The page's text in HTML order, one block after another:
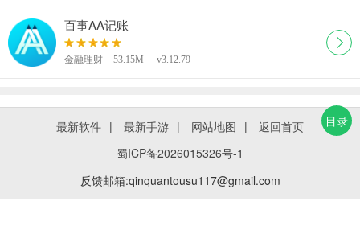
百事AA记账
金融理财 53.15M v3.12.79
最新软件 | 最新手游 | 网站地图 |
返回首页
蜀ICP备2026015326号-1
反馈邮箱:qinquantousu117@gmail.com
目录